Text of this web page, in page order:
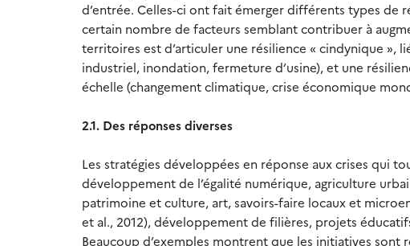
d’entrée. Celles-ci ont fait émerger différents types de
certain nombre de facteurs semblant contribuer à
territoires est d’articuler une résilience « cindynique »,
industriel, inondation, fermeture d’usine), et une
échelle (changement climatique, crise économique
2.1. Des réponses diverses
Les stratégies développées en réponse aux crises qui
développement de l’égalité numérique, agriculture
patrimoine et culture, art, savoirs-faire locaux et
et al., 2012), développement de filières, projets
Beaucoup d’exemples montrent que les initiatives